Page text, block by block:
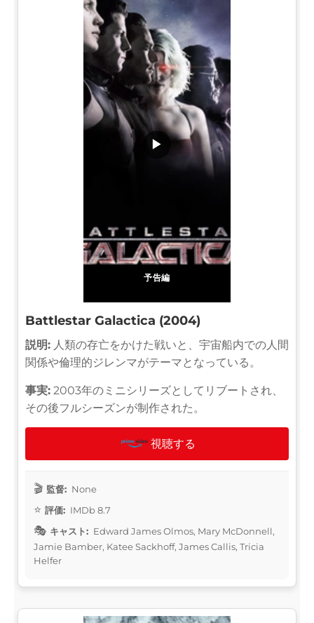
予告編
▶
Battlestar Galactica (2004)
説明: 人類の存亡をかけた戦いと、宇宙船内での人間
関係や倫理的ジレンマがテーマとなっている。
事実: 2003年のミニシリーズとしてリブートされ、
その後フルシーズンが制作された。
視聴する
監督: None
評価: IMDb 8.7
キャスト: Edward James Olmos, Mary McDonnell,
Jamie Bamber, Katee Sackhoff, James Callis, Tricia
Helfer